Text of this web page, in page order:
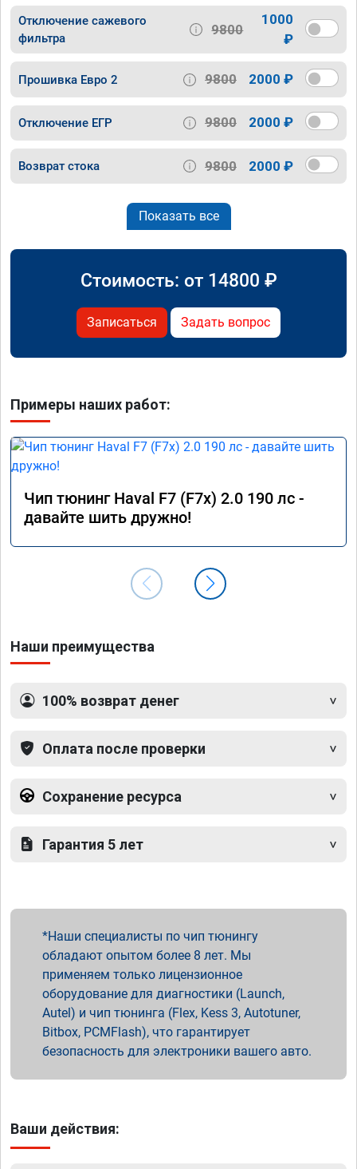
Отключение сажевого
фильтра
9800
1000
₽
Прошивка Евро 2 9800 2000 ₽
Отключение ЕГР 9800 2000 ₽
Возврат стока 9800 2000 ₽
Показать все
Стоимость: от 14800 ₽
Записаться Задать вопрос
Примеры наших работ:
Чип тюнинг Haval F7 (F7x) 2.0 190 лс -
давайте шить дружно!
Наши преимущества
100% возврат денег
Оплата после проверки
Сохранение ресурса
Гарантия 5 лет
Наши специалисты по чип тюнингу
обладают опытом более 8 лет. Мы
применяем только лицензионное
оборудование для диагностики (Launch,
Autel) и чип тюнинга (Flex, Kess 3, Autotuner,
Bitbox, PCMFlash), что гарантирует
безопасность для электроники вашего авто.
Ваши действия: